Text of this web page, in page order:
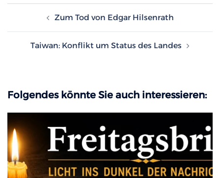
Zum Tod von Edgar Hilsenrath
Taiwan: Konflikt um Status des Landes
Folgendes könnte Sie auch interessieren: